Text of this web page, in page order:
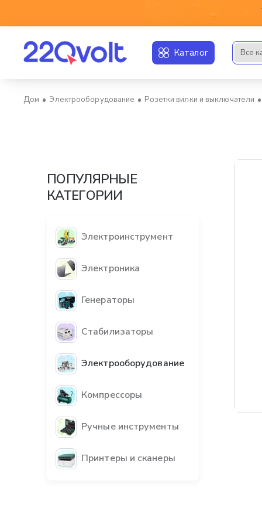
Каталог Все
Электрооборудование Розетки вилки и выключатели
ПОПУЛЯРНЫЕ
КАТЕГОРИИ
Электроинструмент
Электроника
Генераторы
Стабилизаторы
Электрооборудование
Компрессоры
Ручные инструменты
Принтеры и сканеры